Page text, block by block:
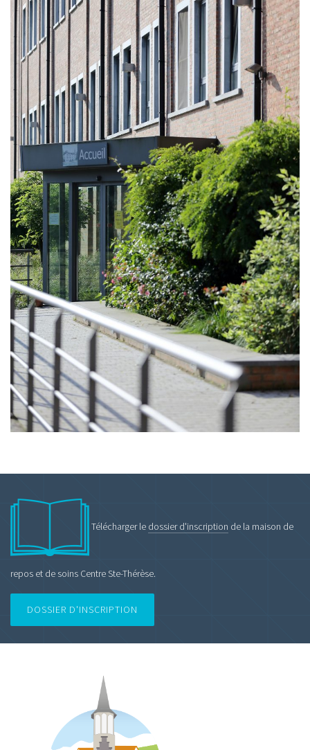
Télécharger le dossier d'inscription de la maison de
repos et de soins Centre Ste-Thérèse.
DOSSIER D'INSCRIPTION